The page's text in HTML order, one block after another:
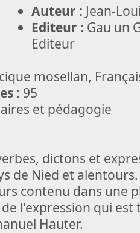
Auteur : Jean-
Editeur : Gau un
Editeur
mosellan,
: 95
et pédagogie
dictons et
de Nied et
contenu dans une
l'expression qui
Hauter.